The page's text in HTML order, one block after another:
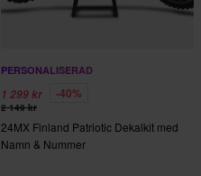
PERSONALISERAD
1 299 kr -40%
2 149 kr
24MX Finland Patriotic Dekalkit med
Namn & Nummer